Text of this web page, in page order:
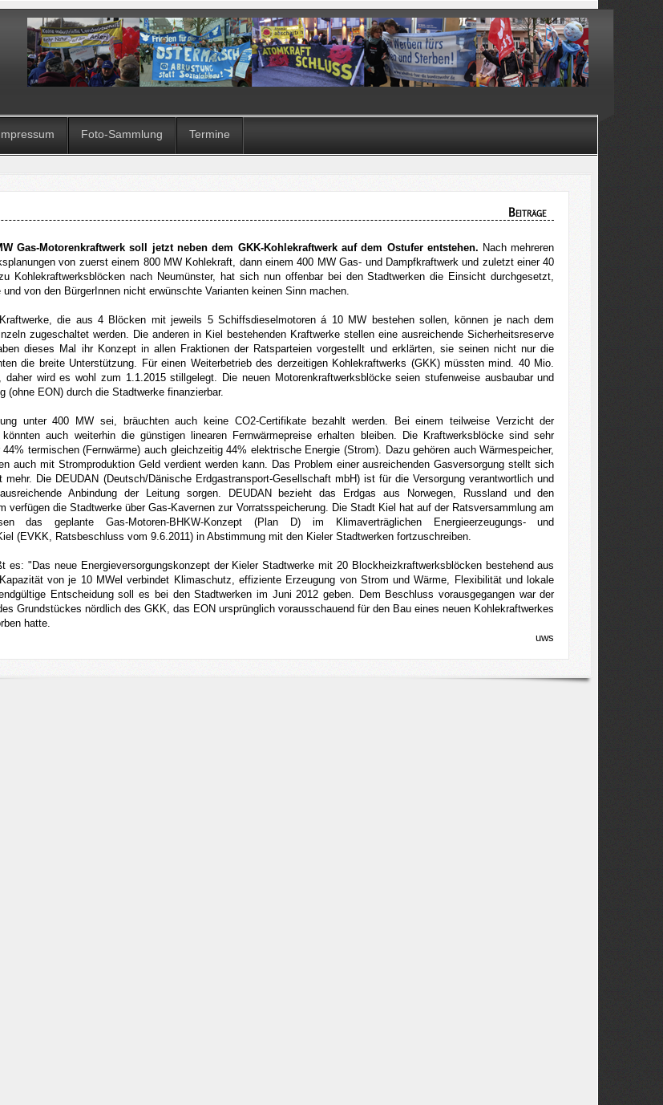
Foto-Sammlung Termine
Beiträge
Gas-Motorenkraftwerk soll jetzt neben dem GKK-Kohlekraftwerk auf dem Ostufer entstehen. Nach mehreren
von zuerst einem 800 MW Kohlekraft, dann einem 400 MW Gas- und Dampfkraftwerk und zuletzt einer 40
Kohlekraftwerksblöcken nach Neumünster, hat sich nun offenbar bei den Stadtwerken die Einsicht durchgesetzt,
von den BürgerInnen nicht erwünschte Varianten keinen Sinn machen.
die aus 4 Blöcken mit jeweils 5 Schiffsdieselmotoren á 10 MW bestehen sollen, können je nach dem
zugeschaltet werden. Die anderen in Kiel bestehenden Kraftwerke stellen eine ausreichende Sicherheitsreserve
dieses Mal ihr Konzept in allen Fraktionen der Ratsparteien vorgestellt und erklärten, sie seinen nicht nur die
die breite Unterstützung. Für einen Weiterbetrieb des derzeitigen Kohlekraftwerks (GKK) müssten mind. 40 Mio.
daher wird es wohl zum 1.1.2015 stillgelegt. Die neuen Motorenkraftwerksblöcke seien stufenweise ausbaubar und
(ohne EON) durch die Stadtwerke finanzierbar.
unter 400 MW sei, bräuchten auch keine CO2-Certifikate bezahlt werden. Bei einem teilweise Verzicht der
auch weiterhin die günstigen linearen Fernwärmepreise erhalten bleiben. Die Kraftwerksblöcke sind sehr
termischen (Fernwärme) auch gleichzeitig 44% elektrische Energie (Strom). Dazu gehören auch Wärmespeicher,
auch mit Stromproduktion Geld verdient werden kann. Das Problem einer ausreichenden Gasversorgung stellt sich
mehr. Die DEUDAN (Deutsch/Dänische Erdgastransport-Gesellschaft mbH) ist für die Versorgung verantwortlich und
Anbindung der Leitung sorgen. DEUDAN bezieht das Erdgas aus Norwegen, Russland und den
verfügen die Stadtwerke über Gas-Kavernen zur Vorratsspeicherung. Die Stadt Kiel hat auf der Ratsversammlung am
das geplante Gas-Motoren-BHKW-Konzept (Plan D) im Klimaverträglichen Energieerzeugungs- und
(EVKK, Ratsbeschluss vom 9.6.2011) in Abstimmung mit den Kieler Stadtwerken fortzuschreiben.
es: "Das neue Energieversorgungskonzept der Kieler Stadtwerke mit 20 Blockheizkraftwerksblöcken bestehend aus
von je 10 MWel verbindet Klimaschutz, effiziente Erzeugung von Strom und Wärme, Flexibilität und lokale
Entscheidung soll es bei den Stadtwerken im Juni 2012 geben. Dem Beschluss vorausgegangen war der
Grundstückes nördlich des GKK, das EON ursprünglich vorausschauend für den Bau eines neuen Kohlekraftwerkes
hatte.
uws